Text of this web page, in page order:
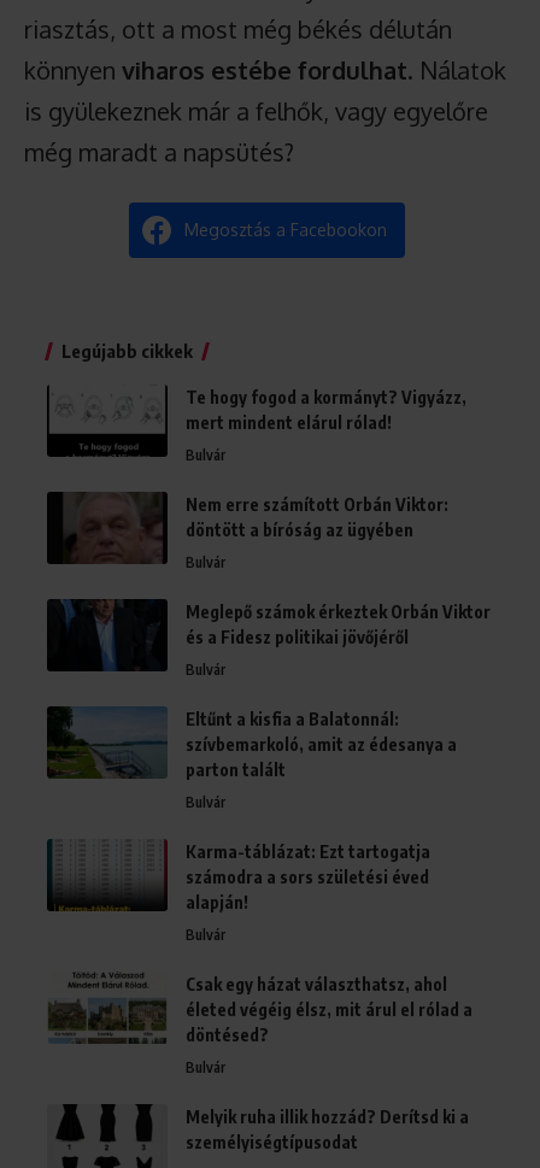
riasztás, ott a most még békés délután
könnyen viharos estébe fordulhat. Nálatok
is gyülekeznek már a felhők, vagy egyelőre
még maradt a napsütés?
Megosztás a Facebookon
Legújabb cikkek
Te hogy fogod a kormányt? Vigyázz,
mert mindent elárul rólad!
Bulvár
Nem erre számított Orbán Viktor:
döntött a bíróság az ügyében
Bulvár
Meglepő számok érkeztek Orbán Viktor
és a Fidesz politikai jövőjéről
Bulvár
Eltűnt a kisfia a Balatonnál:
szívbemarkoló, amit az édesanya a
parton talált
Bulvár
Karma-táblázat: Ezt tartogatja
számodra a sors születési éved
alapján!
Bulvár
Csak egy házat választhatsz, ahol
életed végéig élsz, mit árul el rólad a
döntésed?
Bulvár
Melyik ruha illik hozzád? Derítsd ki a
személyiségtípusodat